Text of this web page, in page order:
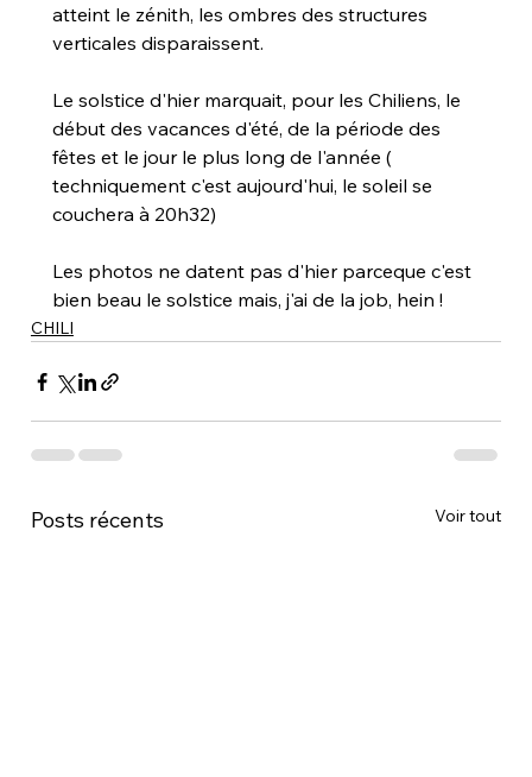
atteint le zénith, les ombres des structures
verticales disparaissent.
Le solstice d'hier marquait, pour les Chiliens, le
début des vacances d'été, de la période des
fêtes et le jour le plus long de l'année (
techniquement c'est aujourd'hui, le soleil se
couchera à 20h32)
Les photos ne datent pas d'hier parceque c'est
bien beau le solstice mais, j'ai de la job, hein !
CHILI
Posts récents Voir tout